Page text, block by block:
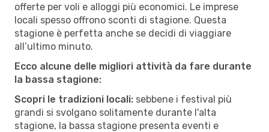
offerte per voli e alloggi più economici. Le imprese
locali spesso offrono sconti di stagione. Questa
stagione è perfetta anche se decidi di viaggiare
all’ultimo minuto.
Ecco alcune delle migliori attività da fare durante
la bassa stagione:
Scopri le tradizioni locali: sebbene i festival più
grandi si svolgano solitamente durante l'alta
stagione, la bassa stagione presenta eventi e